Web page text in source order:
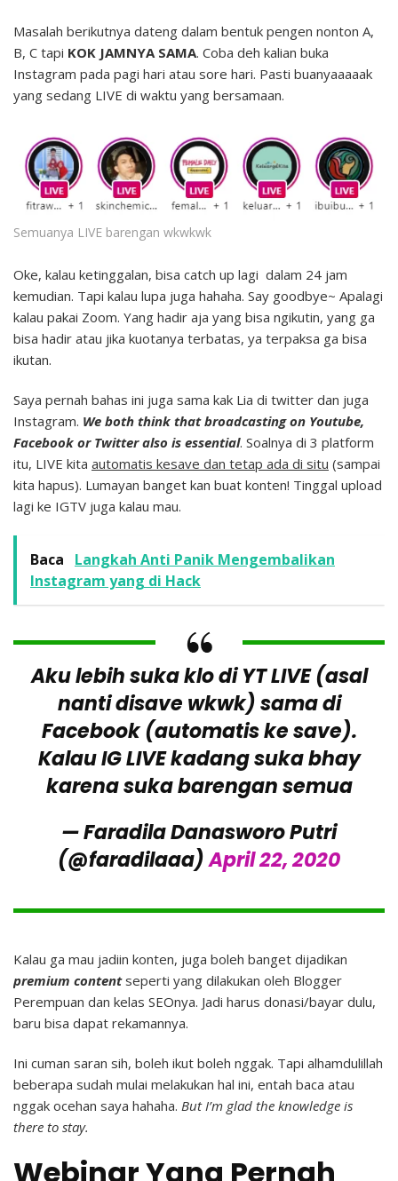
Masalah berikutnya dateng dalam bentuk pengen nonton A,
B, C tapi KOK JAMNYA SAMA. Coba deh kalian buka
Instagram pada pagi hari atau sore hari. Pasti buanyaaaaak
yang sedang LIVE di waktu yang bersamaan.
Semuanya LIVE barengan wkwkwk
Oke, kalau ketinggalan, bisa catch up lagi dalam 24 jam
kemudian. Tapi kalau lupa juga hahaha. Say goodbye~ Apalagi
kalau pakai Zoom. Yang hadir aja yang bisa ngikutin, yang ga
bisa hadir atau jika kuotanya terbatas, ya terpaksa ga bisa
ikutan.
Saya pernah bahas ini juga sama kak Lia di twitter dan juga
Instagram. We both think that broadcasting on Youtube,
Facebook or Twitter also is essential. Soalnya di 3 platform
itu, LIVE kita automatis kesave dan tetap ada di situ (sampai
kita hapus). Lumayan banget kan buat konten! Tinggal upload
lagi ke IGTV juga kalau mau.
Baca
Langkah Anti Panik Mengembalikan
Instagram yang di Hack
Aku lebih suka klo di YT LIVE (asal
nanti disave wkwk) sama di
Facebook (automatis ke save).
Kalau IG LIVE kadang suka bhay
karena suka barengan semua
— Faradila Danasworo Putri
(@faradilaaa)April 22, 2020
Kalau ga mau jadiin konten, juga boleh banget dijadikan
premium contentseperti yang dilakukan oleh Blogger
Perempuan dan kelas SEOnya. Jadi harus donasi/bayar dulu,
baru bisa dapat rekamannya.
Ini cuman saran sih, boleh ikut boleh nggak. Tapi alhamdulillah
beberapa sudah mulai melakukan hal ini, entah baca atau
nggak ocehan saya hahaha. But I’m glad the knowledge is
there to stay.
Webinar Yang Pernah